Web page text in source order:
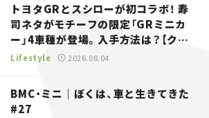
トヨタGRとスシローが初コラボ！ 寿
司ネタがモチーフの限定「GRミニカ
ー」4車種が登場。入手方法は？【クル
マとホビー】
Lifestyle 2026.08.04
BMC・ミニ｜ぼくは、車と生きてきた
#27